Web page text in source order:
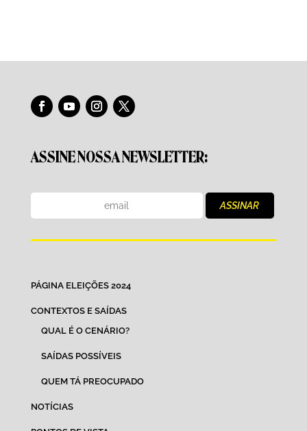
ASSINE NOSSA NEWSLETTER:
PÁGINA ELEIÇÕES 2024
CONTEXTOS E SAÍDAS
QUAL É O CENÁRIO?
SAÍDAS POSSÍVEIS
QUEM TÁ PREOCUPADO
NOTÍCIAS